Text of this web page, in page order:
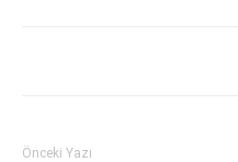
Önceki Yazı